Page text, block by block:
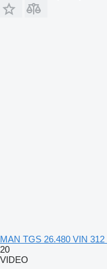
MAN TGS 26.480 VIN
20
VIDEO